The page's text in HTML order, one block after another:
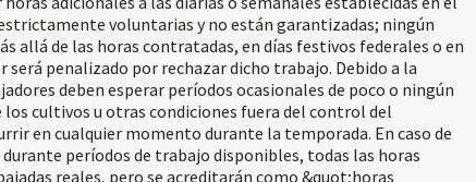
voluntarias y no están garantizadas; ningún
allá de las horas contratadas, en días festivos federales o en
será penalizado por rechazar dicho trabajo. Debido a la
deben esperar períodos ocasionales de poco o ningún
cultivos u otras condiciones fuera del control del
en cualquier momento durante la temporada. En caso de
períodos de trabajo disponibles, todas las horas
reales, pero se acreditarán como &quot;horas